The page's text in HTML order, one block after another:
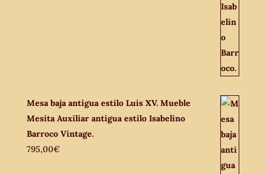
Mesa baja antigua estilo Luis XV. Mueble
Mesita Auxiliar antigua estilo Isabelino
Barroco Vintage.
795,00€